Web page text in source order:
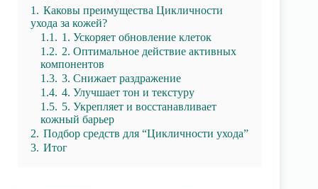
1. Каковы преимущества Цикличности
ухода за кожей?
1.1. 1. Ускоряет обновление клеток
1.2. 2. Оптимальное действие активных
компонентов
1.3. 3. Снижает раздражение
1.4. 4. Улучшает тон и текстуру
1.5. 5. Укрепляет и восстанавливает
кожный барьер
2. Подбор средств для “Цикличности ухода”
3. Итог